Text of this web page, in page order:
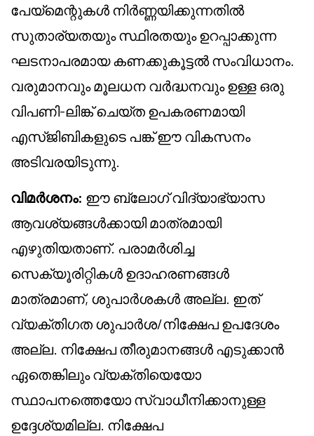
പേയ്മെന്റുകൾ നിർണ്ണയിക്കുന്നതിൽ
സുതാര്യതയും സ്ഥിരതയും ഉറപ്പാക്കുന്ന
ഘടനാപരമായ കണക്കുകൂട്ടൽ സംവിധാനം.
വരുമാനവും മൂലധന വർദ്ധനവും ഉള്ള ഒരു
വിപണി-ലിങ്ക് ചെയ്ത ഉപകരണമായി
എസ്‌ജിബികളുടെ പങ്ക് ഈ വികസനം
അടിവരയിടുന്നു.
വിമർശനം: ഈ ബ്ലോഗ് വിദ്യാഭ്യാസ
ആവശ്യങ്ങൾക്കായി മാത്രമായി
എഴുതിയതാണ്. പരാമർശിച്ച
സെക്യൂരിറ്റികൾ ഉദാഹരണങ്ങൾ
മാത്രമാണ്, ശുപാർശകൾ അല്ല. ഇത്
വ്യക്തിഗത ശുപാർശ/നിക്ഷേപ ഉപദേശം
അല്ല. നിക്ഷേപ തീരുമാനങ്ങൾ എടുക്കാൻ
ഏതെങ്കിലും വ്യക്തിയെയോ
സ്ഥാപനത്തെയോ സ്വാധീനിക്കാനുള്ള
ഉദ്ദേശ്യമില്ല. നിക്ഷേപ